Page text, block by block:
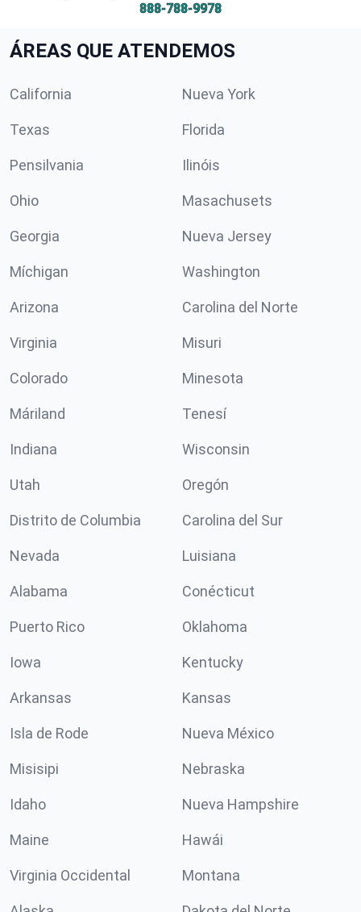
888-788-9978
ÁREAS QUE ATENDEMOS
California Nueva York
Texas Florida
Pensilvania Ilinóis
Ohio Masachusets
Georgia Nueva Jersey
Míchigan Washington
Arizona Carolina del Norte
Virginia Misuri
Colorado Minesota
Máriland Tenesí
Indiana Wisconsin
Utah Oregón
Distrito de Columbia Carolina del Sur
Nevada Luisiana
Alabama Conécticut
Puerto Rico Oklahoma
Iowa Kentucky
Arkansas Kansas
Isla de Rode Nueva México
Misisipi Nebraska
Idaho Nueva Hampshire
Maine Hawái
Virginia Occidental Montana